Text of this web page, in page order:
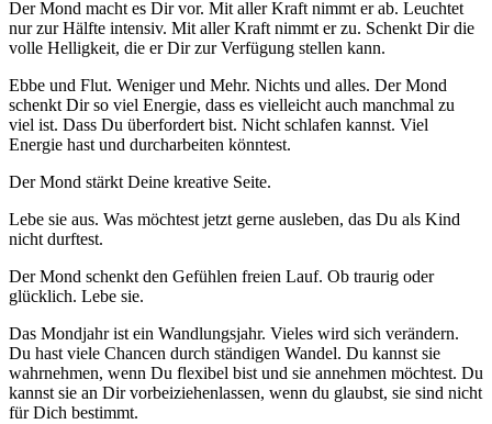
Der Mond macht es Dir vor. Mit aller Kraft nimmt er ab. Leuchtet
nur zur Hälfte intensiv. Mit aller Kraft nimmt er zu. Schenkt Dir die
volle Helligkeit, die er Dir zur Verfügung stellen kann.
Ebbe und Flut. Weniger und Mehr. Nichts und alles. Der Mond
schenkt Dir so viel Energie, dass es vielleicht auch manchmal zu
viel ist. Dass Du überfordert bist. Nicht schlafen kannst. Viel
Energie hast und durcharbeiten könntest.
Der Mond stärkt Deine kreative Seite.
Lebe sie aus. Was möchtest jetzt gerne ausleben, das Du als Kind
nicht durftest.
Der Mond schenkt den Gefühlen freien Lauf. Ob traurig oder
glücklich. Lebe sie.
Das Mondjahr ist ein Wandlungsjahr. Vieles wird sich verändern.
Du hast viele Chancen durch ständigen Wandel. Du kannst sie
wahrnehmen, wenn Du flexibel bist und sie annehmen möchtest. Du
kannst sie an Dir vorbeiziehenlassen, wenn du glaubst, sie sind nicht
für Dich bestimmt.